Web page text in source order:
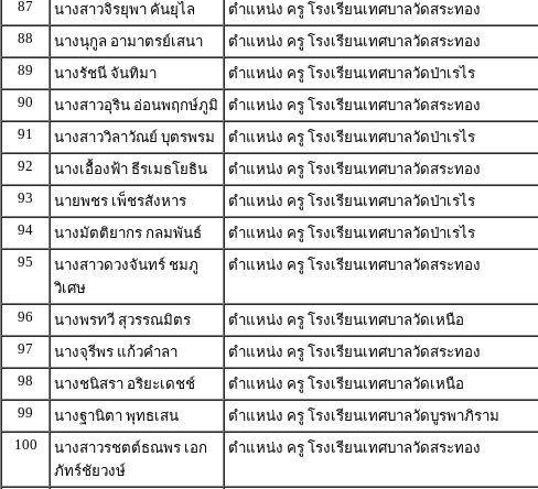
87
นางสาวจิรยุพา คันยุไล ตำแหน่ง ครู โรงเรียนเทศบาลวัดสระทอง
88
นางนุกูล อามาตรย์เสนา ตำแหน่ง ครู โรงเรียนเทศบาลวัดสระทอง
89
นางรัชนี จันทิมา ตำแหน่ง ครู โรงเรียนเทศบาลวัดป่าเรไร
90
นางสาวอุริน อ่อนพฤกษ์ภูมิ ตำแหน่ง ครู โรงเรียนเทศบาลวัดสระทอง
91
นางสาววิลาวัณย์ บุตรพรม ตำแหน่ง ครู โรงเรียนเทศบาลวัดป่าเรไร
92
นางเอื้องฟ้า ธีรเมธโยธิน ตำแหน่ง ครู โรงเรียนเทศบาลวัดสระทอง
93
นายพชร เพ็ชรสังหาร ตำแหน่ง ครู โรงเรียนเทศบาลวัดป่าเรไร
94
นางมัตติยากร กลมพันธ์ ตำแหน่ง ครู โรงเรียนเทศบาลวัดป่าเรไร
95
นางสาวดวงจันทร์ ชมภู
วิเศษ
ตำแหน่ง ครู โรงเรียนเทศบาลวัดสระทอง
96 นางพรทวี สุวรรณมิตร ตำแหน่ง ครู โรงเรียนเทศบาลวัดเหนือ
97
นางจุรีพร แก้วคำลา ตำแหน่ง ครู โรงเรียนเทศบาลวัดสระทอง
98
นางชนิสรา อริยะเดชช์ ตำแหน่ง ครู โรงเรียนเทศบาลวัดเหนือ
99
นางฐานิตา พุทธเสน ตำแหน่ง ครู โรงเรียนเทศบาลวัดบูรพาภิราม
100
นางสาวรชตต์ธณพร เอก
ภัทร์ชัยวงษ์
ตำแหน่ง ครู โรงเรียนเทศบาลวัดสระทอง